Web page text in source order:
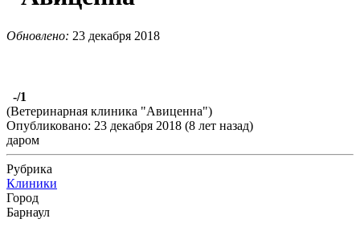
Обновлено: 23 декабря 2018
-/1
(Ветеринарная клиника "Авиценна")
Опубликовано: 23 декабря 2018 (8 лет назад)
даром
Рубрика
Клиники
Город
Барнаул